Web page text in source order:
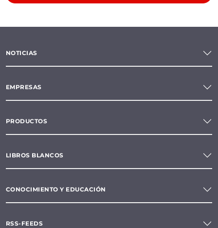
NOTICIAS
EMPRESAS
PRODUCTOS
LIBROS BLANCOS
CONOCIMIENTO Y EDUCACIÓN
RSS-FEEDS